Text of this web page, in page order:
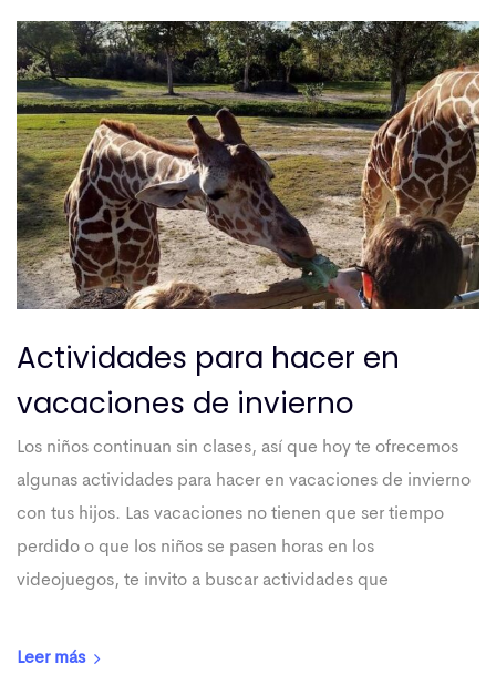
Actividades para hacer en
vacaciones de invierno
Los niños continuan sin clases, así que hoy te ofrecemos
algunas actividades para hacer en vacaciones de invierno
con tus hijos. Las vacaciones no tienen que ser tiempo
perdido o que los niños se pasen horas en los
videojuegos, te invito a buscar actividades que
Leer más